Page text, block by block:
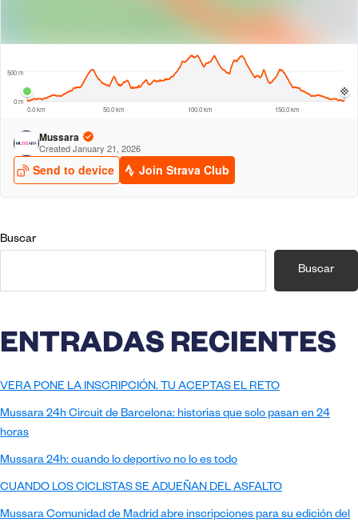
BARRA
LATERAL
PRINCIPAL
Buscar
Buscar
ENTRADAS RECIENTES
VERA PONE LA INSCRIPCIÓN. TU ACEPTAS EL RETO
Mussara 24h Circuit de Barcelona: historias que solo pasan en 24
horas
Mussara 24h: cuando lo deportivo no lo es todo
CUANDO LOS CICLISTAS SE ADUEÑAN DEL ASFALTO
Mussara Comunidad de Madrid abre inscripciones para su edición del